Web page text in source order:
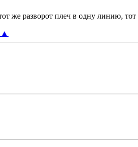
же разворот плеч в одну линию,
▲